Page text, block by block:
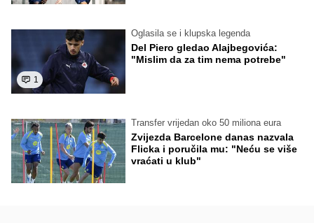
1
Oglasila se i klupska legenda
Del Piero gledao Alajbegovića:
"Mislim da za tim nema potrebe"
Transfer vrijedan oko 50 miliona eura
Zvijezda Barcelone danas nazvala
Flicka i poručila mu: "Neću se više
vraćati u klub"